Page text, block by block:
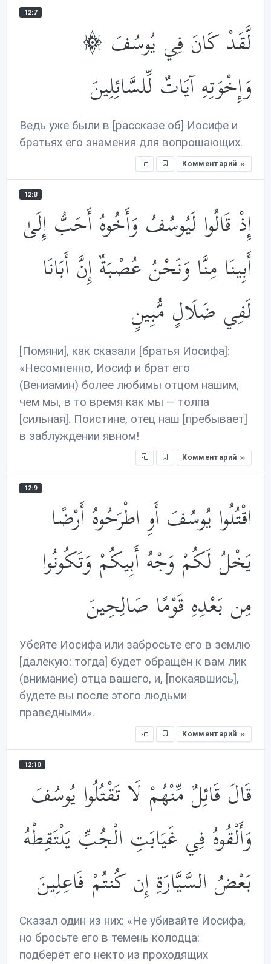
12:7
۞ لَّقَدْ كَانَ فِي يُوسُفَ
وَإِخْوَتِهِ آيَاتٌ لِّلسَّائِلِينَ
Ведь уже были в [рассказе об] Иосифе и
братьях его знамения для вопрошающих.
Комментарий
12:8
إِذْ قَالُوا لَيُوسُفُ وَأَخُوهُ أَحَبُّ إِلَىٰ
أَبِينَا مِنَّا وَنَحْنُ عُصْبَةٌ إِنَّ أَبَانَا
لَفِي ضَلَالٍ مُّبِينٍ
[Помяни], как сказали [братья Иосифа]:
«Несомненно, Иосиф и брат его
(Вениамин) более любимы отцом нашим,
чем мы, в то время как мы — толпа
[сильная]. Поистине, отец наш [пребывает]
в заблуждении явном!
Комментарий
12:9
اقْتُلُوا يُوسُفَ أَوِ اطْرَحُوهُ أَرْضًا
يَخْلُ لَكُمْ وَجْهُ أَبِيكُمْ وَتَكُونُوا
مِن بَعْدِهِ قَوْمًا صَالِحِينَ
Убейте Иосифа или забросьте его в землю
[далёкую: тогда] будет обращён к вам лик
(внимание) отца вашего, и, [покаявшись],
будете вы после этого людьми
праведными».
Комментарий
12:10
قَالَ قَائِلٌ مِّنْهُمْ لَا تَقْتُلُوا يُوسُفَ
وَأَلْقُوهُ فِي غَيَابَتِ الْجُبِّ يَلْتَقِطْهُ
بَعْضُ السَّيَّارَةِ إِن كُنتُمْ فَاعِلِينَ
Сказал один из них: «Не убивайте Иосифа,
но бросьте его в темень колодца:
подберёт его некто из проходящих